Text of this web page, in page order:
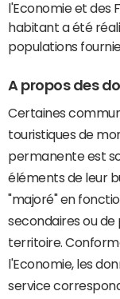
l'Economie et des
habitant a été
populations
A propos des
Certaines
touristiques de
permanente est
éléments de leur
"majoré" en
secondaires ou
territoire.
l'Economie, les
service